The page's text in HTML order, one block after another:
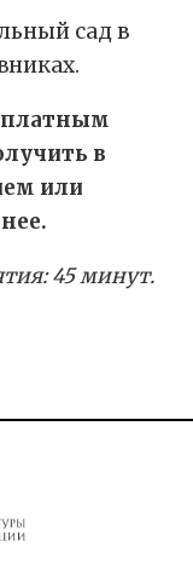
сад в
в
или
45 минут.